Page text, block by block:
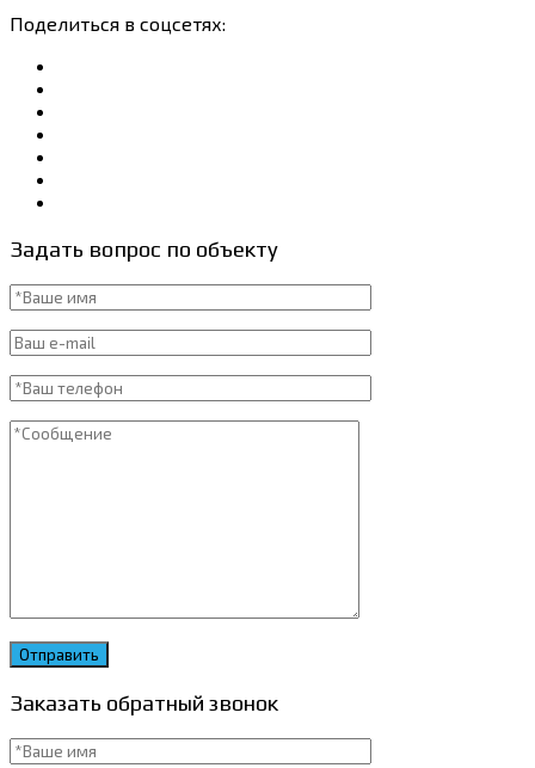
Поделиться в соцсетях:
Задать вопрос по объекту
Заказать обратный звонок